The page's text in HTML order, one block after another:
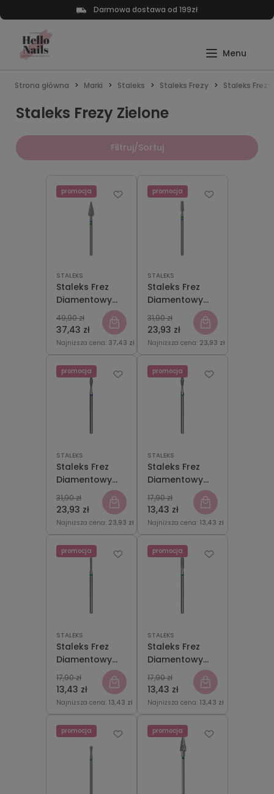
Darmowa dostawa od 199zł
Strona główna Marki Staleks Staleks Frezy Staleks
Staleks Frezy Zielone
Filtruj/Sortuj
STALEKS
Staleks Frez
Diamentowy
DUO Grusza
Ostra
Niebiesko-
Zielona
5mm/12mm
37,43 zł
49,90 zł
Najniższa cena: 37,43 zł
promocja
STALEKS
Staleks Frez
Diamentowy
DUO Stożek
Niebiesko-
Zielony
2,5mm/8mm
23,93 zł
31,90 zł
Najniższa cena: 23,93 zł
promocja
STALEKS
Staleks Frez
Diamentowy
Płomyk DUO
Niebiesko-
Zielony
2,1mm/8mm
23,93 zł
31,90 zł
Najniższa cena: 23,93 zł
promocja
STALEKS
Staleks Frez
Diamentowy
Płomyk Zielony
2,1mm/8mm
13,43 zł
17,90 zł
Najniższa cena: 13,43 zł
promocja
STALEKS
Staleks Frez
Diamentowy
Zaokrąglony
Walec Zielony
1,4mm/8mm
13,43 zł
17,90 zł
Najniższa cena: 13,43 zł
promocja
STALEKS
Staleks Frez
Diamentowy
Zaokrąglony
Walec Zielony
2,3mm/8mm
13,43 zł
17,90 zł
Najniższa cena: 13,43 zł
promocja
promocja promocja